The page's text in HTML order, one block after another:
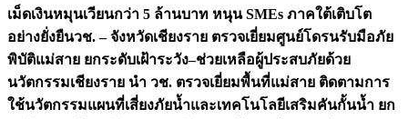
เม็ดเงินหมุนเวียนกว่า 5 ล้านบาท หนุน SMEs ภาคใต้เติบโต
อย่างยั่งยืนวช. – จังหวัดเชียงราย ตรวจเยี่ยมศูนย์โดรนรับมือภัย
พิบัติแม่สาย ยกระดับเฝ้าระวัง–ช่วยเหลือผู้ประสบภัยด้วย
นวัตกรรมเชียงราย นำ วช. ตรวจเยี่ยมพื้นที่แม่สาย ติดตามการ
ใช้นวัตกรรมแผนที่เสี่ยงภัยน้ำและเทคโนโลยีเสริมคันกั้นน้ำ ยก